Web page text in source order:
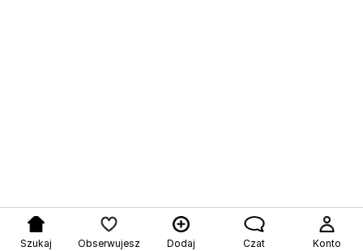
Szukaj Obserwujesz Dodaj Czat Konto